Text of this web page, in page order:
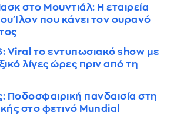
στο Μουντιάλ: Η εταιρεία
Ίλον που κάνει τον ουρανό
Viral το εντυπωσιακό show με
λίγες ώρες πριν από τη
Ποδοσφαιρική πανδαισία στη
στο φετινό Mundial